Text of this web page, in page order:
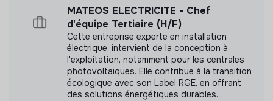
MATEOS ELECTRICITE - Chef
d'équipe Tertiaire (H/F)
Cette entreprise experte en installation
électrique, intervient de la conception à
l'exploitation, notamment pour les centrales
photovoltaïques. Elle contribue à la transition
écologique avec son Label RGE, en offrant
des solutions énergétiques durables.